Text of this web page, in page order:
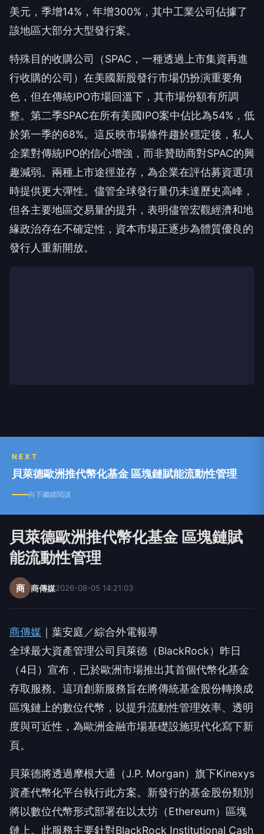
美元，季增14%，年增300%，其中工業公司佔據了
該地區大部分大型發行案。
特殊目的收購公司（SPAC，一種透過上市集資再進
行收購的公司）在美國新股發行市場仍扮演重要角
色，但在傳統IPO市場回溫下，其市場份額有所調
整。第二季SPAC在所有美國IPO案中佔比為54%，低
於第一季的68%。這反映市場條件趨於穩定後，私人
企業對傳統IPO的信心增強，而非贊助商對SPAC的興
趣減弱。兩種上市途徑並存，為企業在評估募資選項
時提供更大彈性。儘管全球發行量仍未達歷史高峰，
但各主要地區交易量的提升，表明儘管宏觀經濟和地
緣政治存在不確定性，資本市場正逐步為體質優良的
發行人重新開放。
NEXT
貝萊德歐洲推代幣化基金 區塊鏈賦能流動性管理
向下繼續閱讀
貝萊德歐洲推代幣化基金 區塊鏈賦
能流動性管理
商 商傳媒2026-08-05 14:21:03
商傳媒 ｜葉安庭／綜合外電報導
全球最大資產管理公司貝萊德（BlackRock）昨日
（4日）宣布，已於歐洲市場推出其首個代幣化基金
存取服務。這項創新服務旨在將傳統基金股份轉換成
區塊鏈上的數位代幣，以提升流動性管理效率、透明
度與可近性，為歐洲金融市場基礎設施現代化寫下新
頁。
貝萊德將透過摩根大通（J.P. Morgan）旗下Kinexys
資產代幣化平台執行此方案。新發行的基金股份類別
將以數位代幣形式部署在以太坊（Ethereum）區塊
鏈上。此服務主要針對BlackRock Institutional Cash